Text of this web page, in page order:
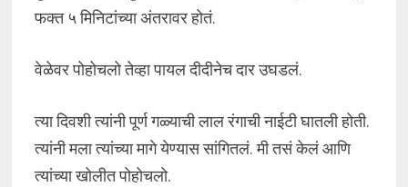
फक्त ५ मिनिटांच्या अंतरावर होतं.
वेळेवर पोहोचलो तेव्हा पायल दीदीनेच दार उघडलं.
त्या दिवशी त्यांनी पूर्ण गळ्याची लाल रंगाची नाईटी घातली होती.
त्यांनी मला त्यांच्या मागे येण्यास सांगितलं. मी तसं केलं आणि
त्यांच्या खोलीत पोहोचलो.